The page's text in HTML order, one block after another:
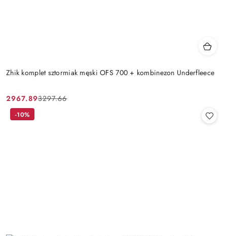
Zhik komplet sztormiak męski OFS 700 + kombinezon Underfleece
Cena
promocyjna:
2967.89
Cena
przed
3297.66
-10%